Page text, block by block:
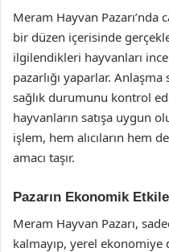
Meram Hayvan Pazarı’nda
bir düzen içerisinde
ilgilendikleri hayvanları
pazarlığı yaparlar. Anlaşma
sağlık durumunu kontrol
hayvanların satışa uygun
işlem, hem alıcıların hem
amacı taşır.
Pazarın Ekonomik
Meram Hayvan Pazarı,
kalmayıp, yerel ekonomiye